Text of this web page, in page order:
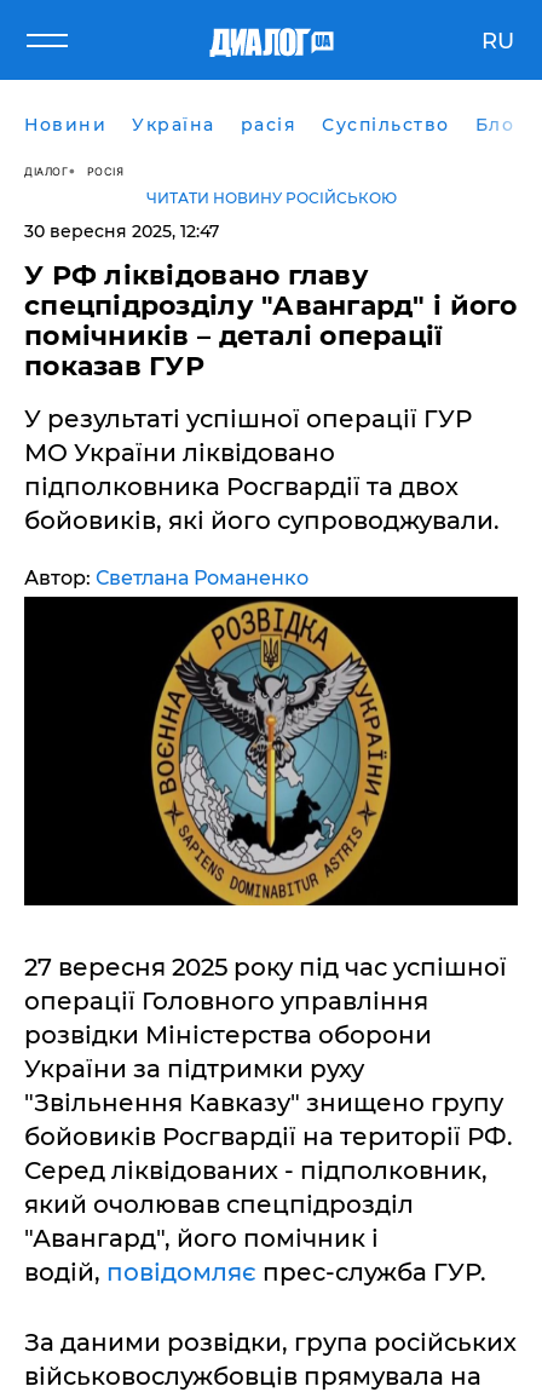
RU
Новини Україна расія Суспільство Блоги
ДІАЛОГ РОСІЯ
ЧИТАТИ НОВИНУ РОСІЙСЬКОЮ
30 вересня 2025, 12:47
У РФ ліквідовано главу
спецпідрозділу "Авангард" і його
помічників – деталі операції
показав ГУР
У результаті успішної операції ГУР
МО України ліквідовано
підполковника Росгвардії та двох
бойовиків, які його супроводжували.
Автор: Светлана Романенко
27 вересня 2025 року під час успішної
операції Головного управління
розвідки Міністерства оборони
України за підтримки руху
"Звільнення Кавказу" знищено групу
бойовиків Росгвардії на території РФ.
Серед ліквідованих - підполковник,
який очолював спецпідрозділ
"Авангард", його помічник і
водій, повідомляє прес-служба ГУР.
За даними розвідки, група російських
військовослужбовців прямувала на